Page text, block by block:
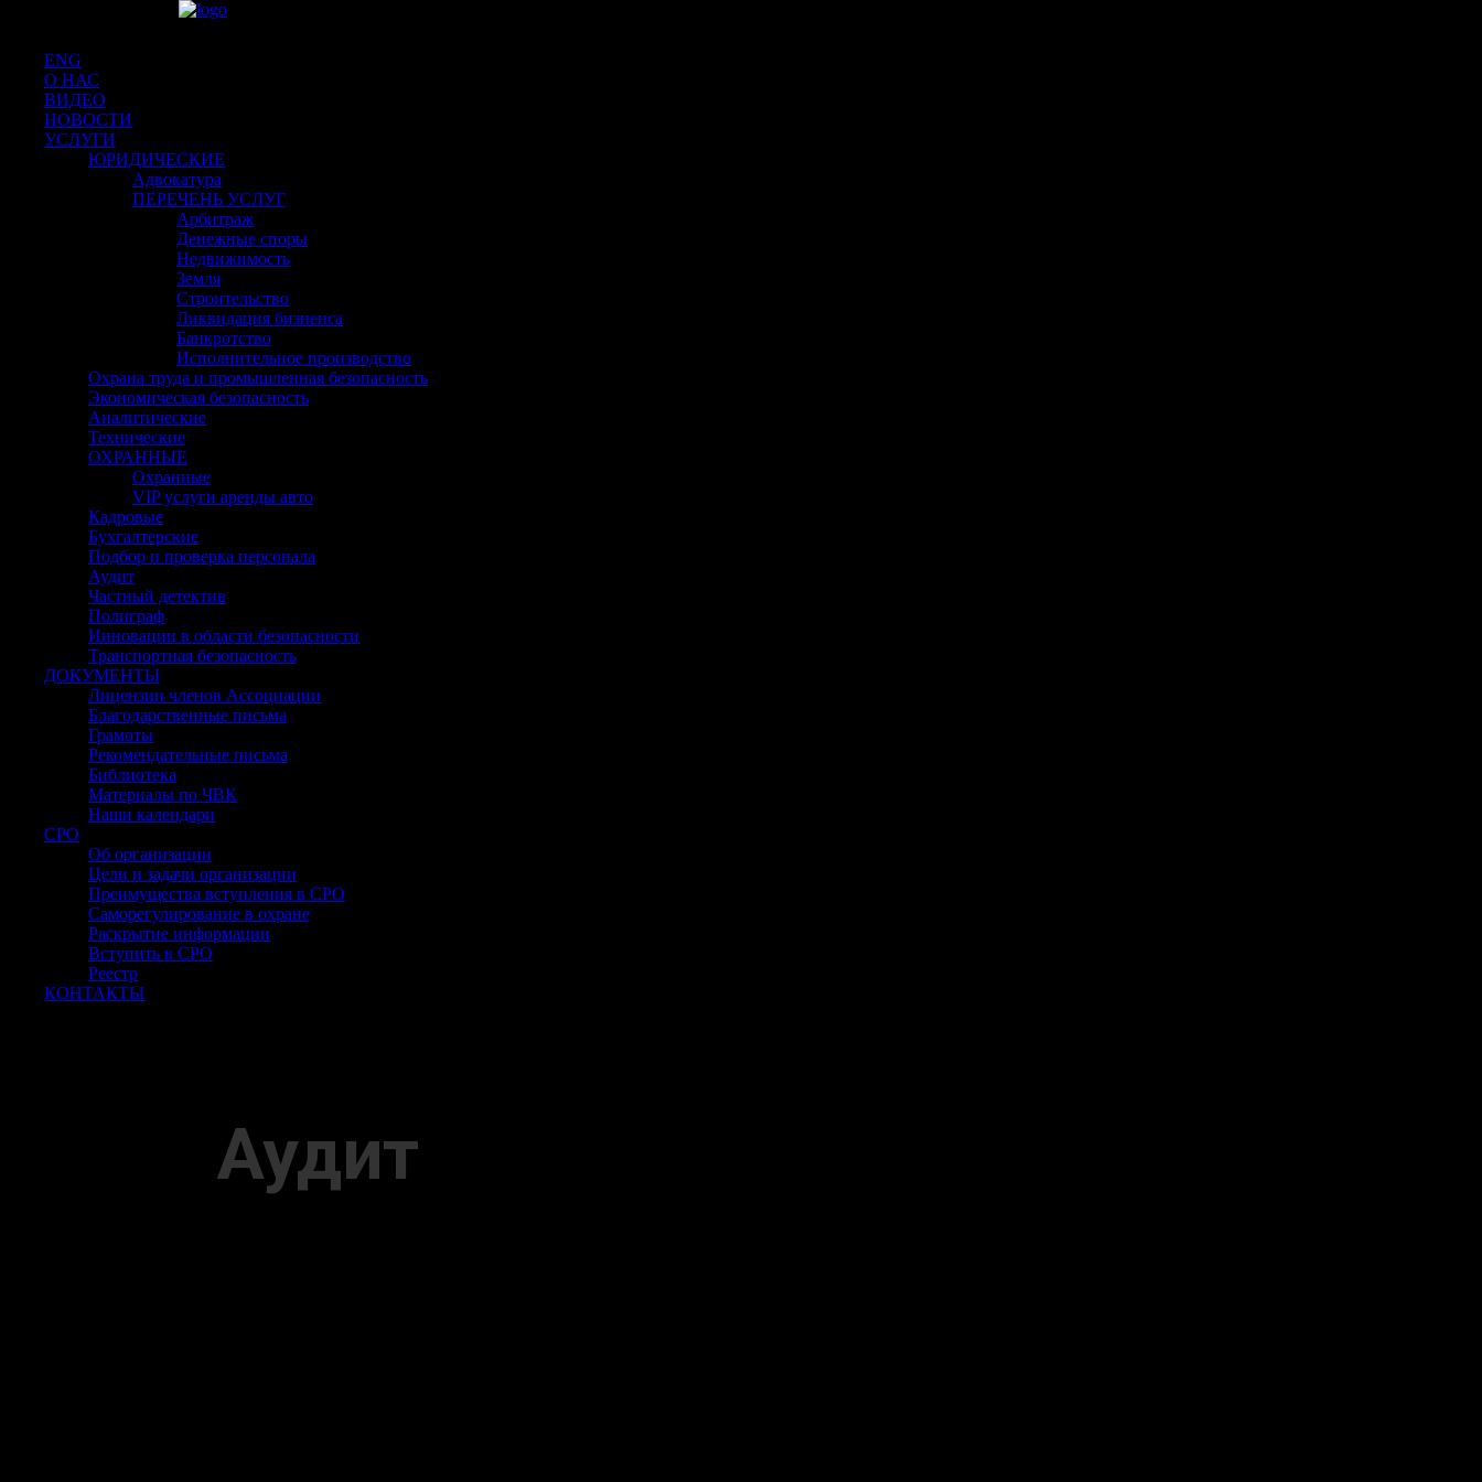
ENG
О НАС
ВИДЕО
НОВОСТИ
УСЛУГИ
ЮРИДИЧЕСКИЕ
Адвокатура
ПЕРЕЧЕНЬ УСЛУГ
Арбитраж
Денежные споры
Недвижимость
Земля
Строительство
Ликвидация бизненса
Банкротство
Исполнительное производство
Охрана труда и промышленная безопасность
Экономическая безопасность
Аналитические
Технические
ОХРАННЫЕ
Охранные
VIP услуги аренды авто
Кадровые
Бухгалтерские
Подбор и проверка персонала
Аудит
Частный детектив
Полиграф
Инновации в области безопасности
Транспортная безопасность
ДОКУМЕНТЫ
Лицензии членов Ассоциации
Благодарственные письма
Грамоты
Рекомендательные письма
Библиотека
Материалы по ЧВК
Наши календари
СРО
Об организации
Цели и задачи организации
Преимущества вступления в СРО
Саморегулирование в охране
Раскрытие информации
Вступить в СРО
Реестр
КОНТАКТЫ
Аудит